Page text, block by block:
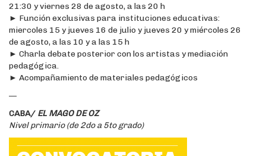
21:30 y viernes 28 de agosto, a las 20 h
► Función exclusivas para instituciones educativas:
miercoles 15 y jueves 16 de julio y jueves 20 y miércoles 26
de agosto, a las 10 y a las 15 h
► Charla debate posterior con los artistas y mediación
pedagógica.
► Acompañamiento de materiales pedagógicos
—
CABA/ EL MAGO DE OZ
Nivel primario (de 2do a 5to grado)